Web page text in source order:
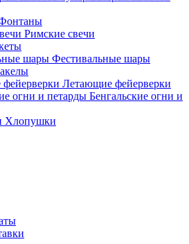
Римские свечи
Фестивальные шары
Летающие фейерверки
Бенгальские огни и
Хлопушки